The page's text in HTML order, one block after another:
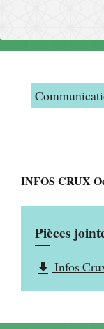
INFOS CRUX
Pièces
file_download Infos